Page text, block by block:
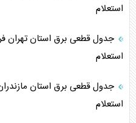
استعلام
استعلام
استعلام